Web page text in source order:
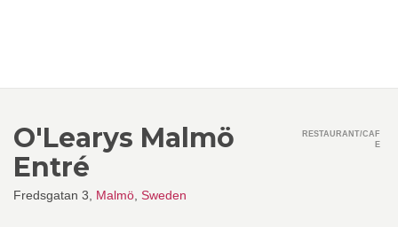
O'Learys Malmö
Entré
Fredsgatan 3, Malmö Sweden
RESTAURANT/CAF
E